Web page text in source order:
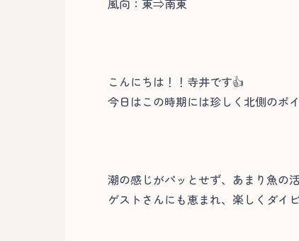
風向：東⇒南東
こんにちは！！寺井です👍
今日はこの時期には珍しく北側のポ
潮の感じがパッとせず、あまり魚の
ゲストさんにも恵まれ、楽しくダイ